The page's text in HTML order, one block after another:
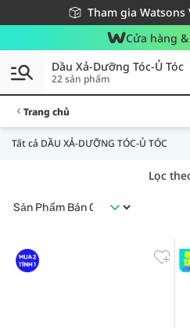
Tham gia Watsons
Miễn phí giao hàng
Giao hàng nhanh 24h - Áp
Cửa hàng
Dầu Xả-Dưỡng Tóc-Ủ Tóc
22 sản phẩm
Trang chủ
Tất cả DẦU XẢ-DƯỠNG TÓC-Ủ TÓC
Lọc